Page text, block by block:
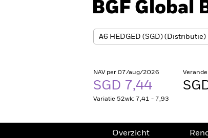
BGF Global
NAV per 07/aug/2026
SGD 7,44
Variatie 52wk: 7,41 - 7,93
Overzicht